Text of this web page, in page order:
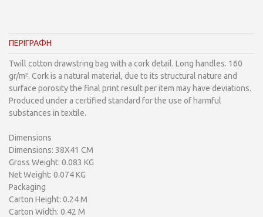
ΠΕΡΙΓΡΑΦΗ
Twill cotton drawstring bag with a cork detail. Long handles. 160
gr/m². Cork is a natural material, due to its structural nature and
surface porosity the final print result per item may have deviations.
Produced under a certified standard for the use of harmful
substances in textile.
Dimensions
Dimensions: 38X41 CM
Gross Weight: 0.083 KG
Net Weight: 0.074 KG
Packaging
Carton Height: 0.24 M
Carton Width: 0.42 M